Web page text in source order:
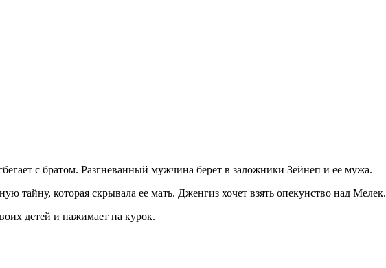
с братом. Разгневанный мужчина берет в заложники Зейнеп и ее мужа.
тайну, которая скрывала ее мать. Дженгиз хочет взять опекунство над Мелек.
детей и нажимает на курок.